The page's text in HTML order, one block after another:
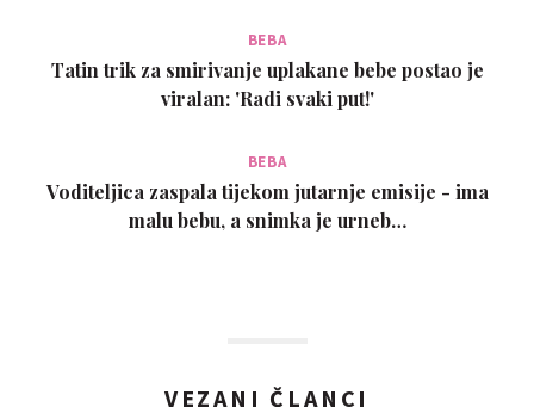
BEBA
Tatin trik za smirivanje uplakane bebe postao je
viralan: 'Radi svaki put!'
BEBA
Voditeljica zaspala tijekom jutarnje emisije - ima
malu bebu, a snimka je urneb…
VEZANI ČLANCI